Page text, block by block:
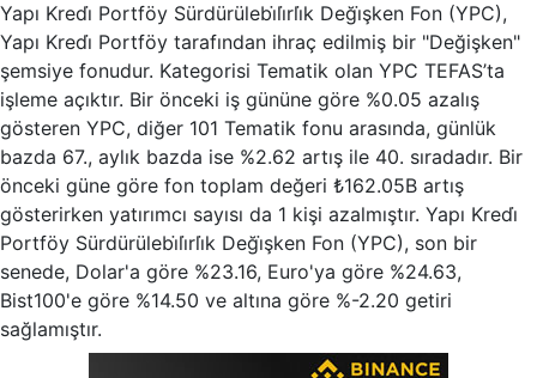
Yapı Kredi̇ Portföy Sürdürülebi̇li̇rli̇k Deği̇şken Fon (YPC),
Yapı Kredi̇ Portföy tarafından ihraç edilmiş bir "Değişken"
şemsiye fonudur. Kategorisi Tematik olan YPC TEFAS’ta
işleme açıktır. Bir önceki iş gününe göre %0.05 azalış
gösteren YPC, diğer 101 Tematik fonu arasında, günlük
bazda 67., aylık bazda ise %2.62 artış ile 40. sıradadır. Bir
önceki güne göre fon toplam değeri ₺162.05B artış
gösterirken yatırımcı sayısı da 1 kişi azalmıştır. Yapı Kredi̇
Portföy Sürdürülebi̇li̇rli̇k Deği̇şken Fon (YPC), son bir
senede, Dolar'a göre %23.16, Euro'ya göre %24.63,
Bist100'e göre %14.50 ve altına göre %-2.20 getiri
sağlamıştır.